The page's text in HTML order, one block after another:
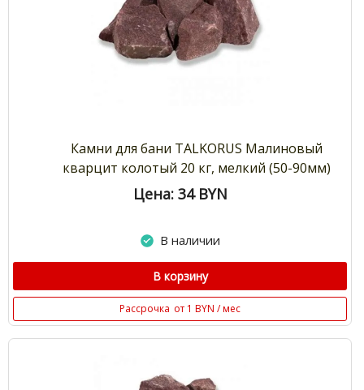
Камни для бани TALKORUS Малиновый
кварцит колотый 20 кг, мелкий (50-90мм)
Цена: 34 BYN
В наличии
В корзину
Рассрочка от 1 BYN / мес